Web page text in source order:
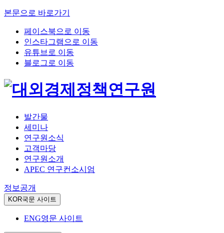
본문으로 바로가기
페이스북으로 이동
인스타그램으로 이동
유튜브로 이동
블로그로 이동
발간물
세미나
연구원소식
고객마당
연구원소개
APEC 연구컨소시엄
정보공개
KOR국문 사이트
ENG영문 사이트